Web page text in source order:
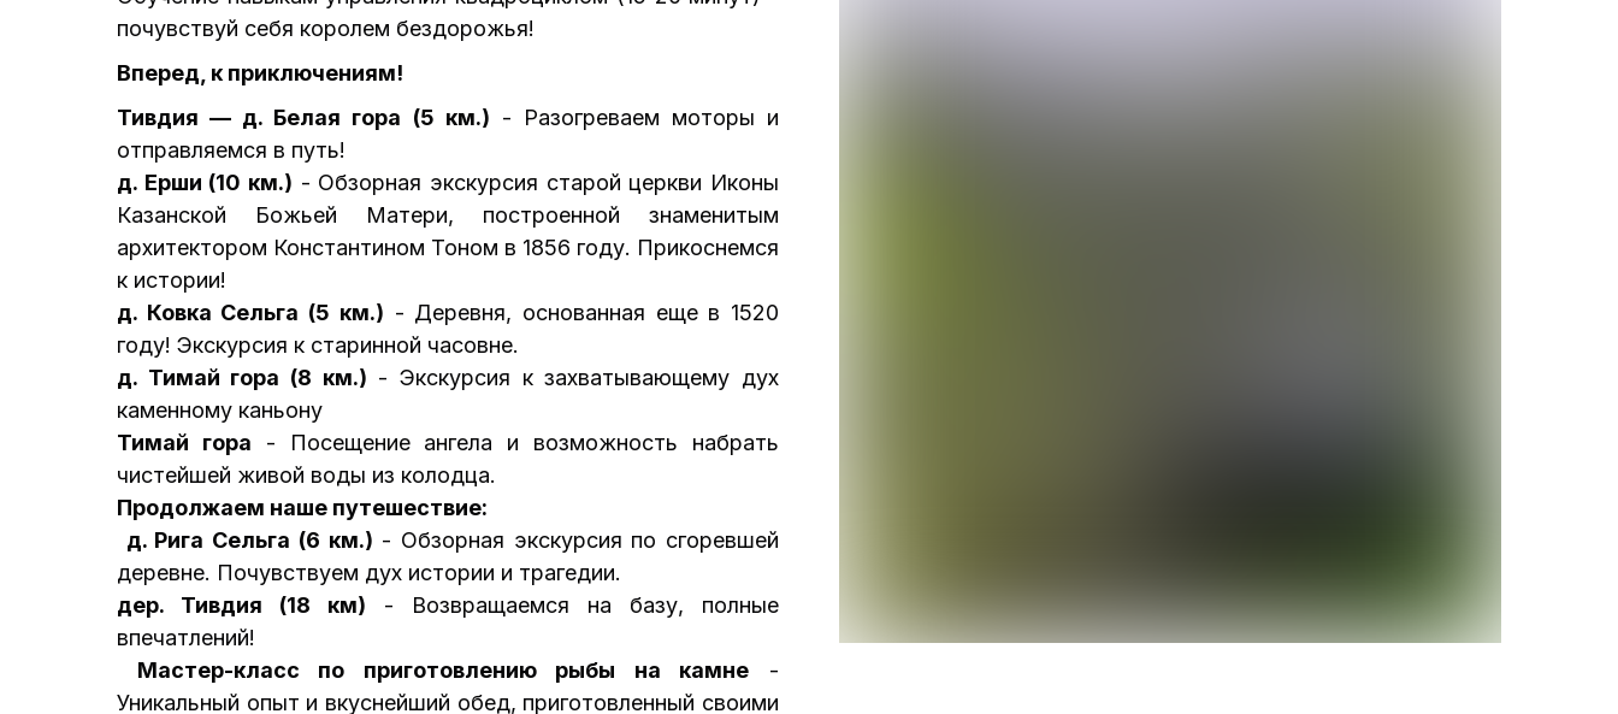
почувствуй себя королем бездорожья!
Вперед, к приключениям!
Тивдия — д. Белая гора (5 км.) - Разогреваем моторы и
отправляемся в путь!
д. Ерши (10 км.) - Обзорная экскурсия старой церкви Иконы
Казанской Божьей Матери, построенной знаменитым
архитектором Константином Тоном в 1856 году. Прикоснемся
к истории!
д. Ковка Сельга (5 км.) - Деревня, основанная еще в 1520
году! Экскурсия к старинной часовне.
д. Тимай гора (8 км.) - Экскурсия к захватывающему дух
каменному каньону
Тимай гора - Посещение ангела и возможность набрать
чистейшей живой воды из колодца.
Продолжаем наше путешествие:
д. Рига Сельга (6 км.) - Обзорная экскурсия по сгоревшей
деревне. Почувствуем дух истории и трагедии.
дер. Тивдия (18 км) - Возвращаемся на базу, полные
впечатлений!
Мастер-класс по приготовлению рыбы на камне -
Уникальный опыт и вкуснейший обед, приготовленный своими